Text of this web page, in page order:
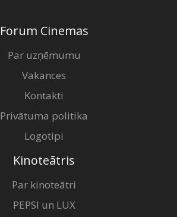
Forum Cinemas
Par uzņēmumu
Vakances
Kontakti
Privātuma politika
Logotipi
Kinoteātris
Par kinoteātri
PEPSI un LUX